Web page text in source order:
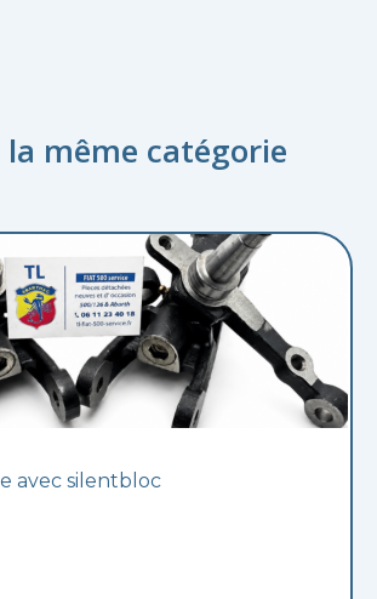
la même catégorie
avec silentbloc